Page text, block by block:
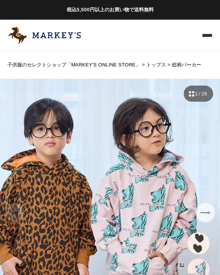
税込5,500円以上のお買い物で送料無料
子供服のセレクトショップ「MARKEY'S ONLINE STORE」 トップス 総柄パーカー
1 / 28